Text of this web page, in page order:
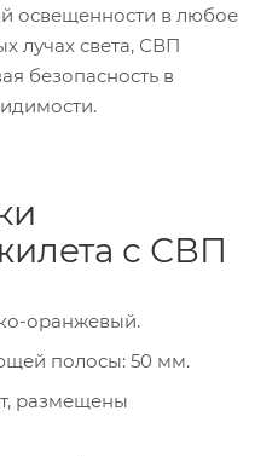
освещенности в любое
лучах света, СВП
безопасность в
с СВП
оранжевый.
полосы: 50 мм.
размещены